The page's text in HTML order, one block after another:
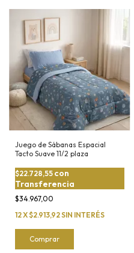
Juego de Sábanas Espacial
Tacto Suave 11/2 plaza
$34.967,00
$22.728,55 con
Transferencia
12X$2.913,92SIN INTERÉS
Comprar